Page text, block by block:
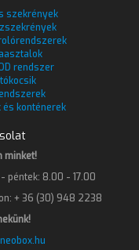
szekrények
rendszer
és konténerek
minket!
- péntek: 8.00 - 17.00
+ 36 (30) 948 2238